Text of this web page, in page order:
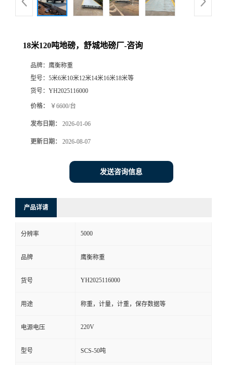
18米120吨地磅，舒城地磅厂-咨询
品牌： 鹰衡称重
型号： 5米6米10米12米14米16米18米等
货号： YH2025116000
价格： ￥6600/台
发布日期： 2026-01-06
更新日期： 2026-08-07
发送咨询信息
产品详请
分辨率 5000
品牌 鹰衡称重
货号 YH2025116000
用途 称重，计量，计重，保存数据等
电源电压 220V
型号 SCS-50吨